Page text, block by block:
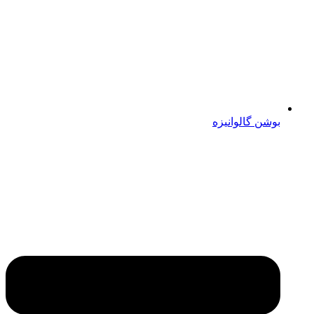
بوشن گالوانیزه